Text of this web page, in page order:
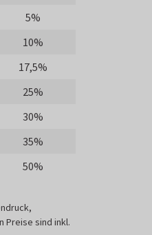
5%
10%
17,5%
25%
30%
35%
50%
Preise sind inkl.